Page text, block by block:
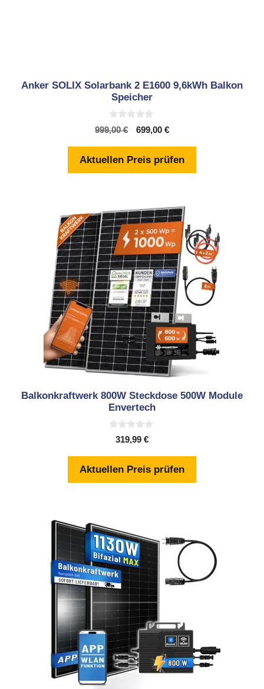
Anker SOLIX Solarbank 2 E1600 9,6kWh Balkon
Speicher
0
v
5
999,00€
Ursprünglicher
war:
999,00 €
699,00 €Aktueller
ist:
699,00 €.
Aktuellen Preis prüfen
Balkonkraftwerk 800W Steckdose 500W Module
Envertech
5
319,99 €
Aktuellen Preis prüfen